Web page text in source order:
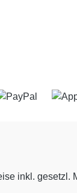
inkl. gesetzl.